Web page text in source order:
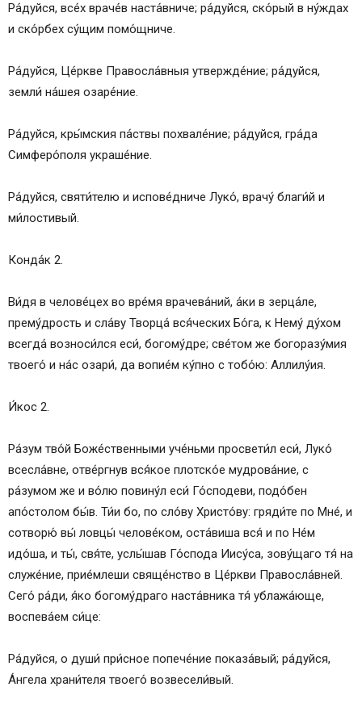
Ра́дуйся, все́х враче́в наста́вниче; ра́дуйся, ско́рый в ну́ждах
и ско́рбех су́щим помо́щниче.
Ра́дуйся, Це́ркве Правосла́вныя утвержде́ние; ра́дуйся,
земли́ на́шея озаре́ние.
Ра́дуйся, кры́мския па́ствы похвале́ние; ра́дуйся, гра́да
Симферо́поля украше́ние.
Ра́дуйся, святи́телю и испове́дниче Луко́, врачу́ благи́й и
ми́лостивый.
Конда́к 2.
Ви́дя в челове́цех во вре́мя врачева́ний, а́ки в зерца́ле,
прему́дрость и сла́ву Творца́ вся́ческих Бо́га, к Нему́ ду́хом
всегда́ возноси́лся еси́, богому́дре; све́том же богоразу́мия
твоего́ и на́с озари́, да вопие́м ку́пно с тобо́ю: Аллилу́ия.
И́кос 2.
Ра́зум тво́й Боже́ственными уче́ньми просвети́л еси́, Луко́
всесла́вне, отве́ргнув вся́кое плотско́е мудрова́ние, с
ра́зумом же и во́лю повину́л еси́ Го́сподеви, подо́бен
апо́столом бы́в. Ти́и бо, по сло́ву Христо́ву: гряди́те по Мне́, и
сотворю́ вы́ ловцы́ челове́ком, оста́виша вся́ и по Не́м
идо́ша, и ты́, свя́те, услы́шав Го́спода Иису́са, зову́щаго тя́ на
служе́ние, прие́млеши свяще́нство в Це́ркви Правосла́вней.
Сего́ ра́ди, я́ко богому́драго наста́вника тя́ ублажа́юще,
воспева́ем си́це:
Ра́дуйся, о души́ при́сное попече́ние показа́вый; ра́дуйся,
А́нгела храни́теля твоего́ возвесели́вый.